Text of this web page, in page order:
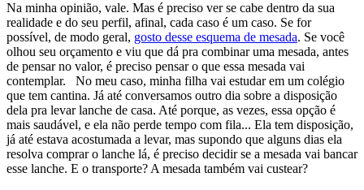
Na minha opinião, vale. Mas é preciso ver se cabe dentro da sua
realidade e do seu perfil, afinal, cada caso é um caso. Se for
possível, de modo geral, gosto desse esquema de mesada. Se você
olhou seu orçamento e viu que dá pra combinar uma mesada, antes
de pensar no valor, é preciso pensar o que essa mesada vai
contemplar.
No meu caso, minha filha vai estudar em um colégio
que tem cantina. Já até conversamos outro dia sobre a disposição
dela pra levar lanche de casa. Até porque, as vezes, essa opção é
mais saudável, e ela não perde tempo com fila... Ela tem disposição,
já até estava acostumada a levar, mas supondo que alguns dias ela
resolva comprar o lanche lá, é preciso decidir se a mesada vai bancar
esse lanche. E o transporte? A mesada também vai custear?